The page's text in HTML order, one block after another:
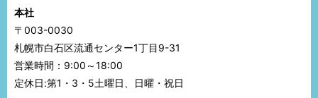
本社
〒003-0030
札幌市白石区流通センター1丁目9-31
営業時間：9:00～18:00
定休日:第1・3・5土曜日、日曜・祝日